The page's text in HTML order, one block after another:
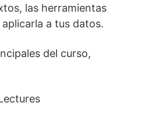
las herramientas
a tus datos.
del curso,